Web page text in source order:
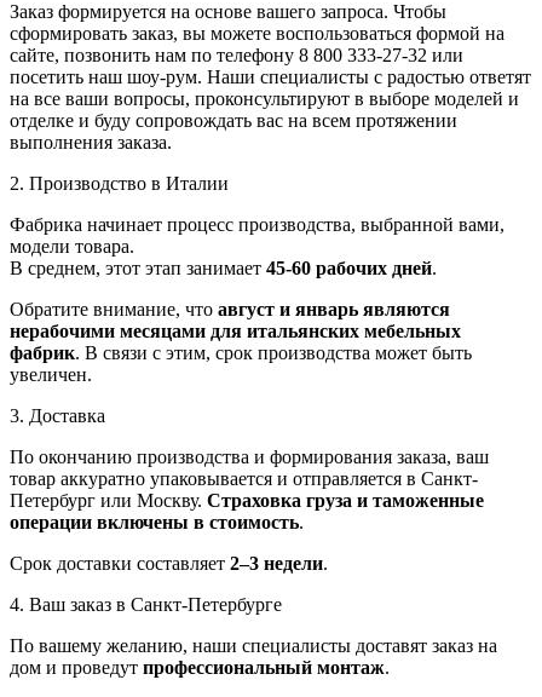
Заказ формируется на основе вашего запроса. Чтобы
сформировать заказ, вы можете воспользоваться формой на
сайте, позвонить нам по телефону 8 800 333-27-32 или
посетить наш шоу-рум. Наши специалисты с радостью ответят
на все ваши вопросы, проконсультируют в выборе моделей и
отделке и буду сопровождать вас на всем протяжении
выполнения заказа.
2. Производство в Италии
Фабрика начинает процесс производства, выбранной вами,
модели товара.
В среднем, этот этап занимает 45-60 рабочих дней.
Обратите внимание, что август и январь являются
нерабочими месяцами для итальянских мебельных
фабрик. В связи с этим, срок производства может быть
увеличен.
3. Доставка
По окончанию производства и формирования заказа, ваш
товар аккуратно упаковывается и отправляется в Санкт-
Петербург или Москву. Страховка груза и таможенные
операции включены в стоимость.
Срок доставки составляет 2–3 недели.
4. Ваш заказ в Санкт-Петербурге
По вашему желанию, наши специалисты доставят заказ на
дом и проведут профессиональный монтаж.